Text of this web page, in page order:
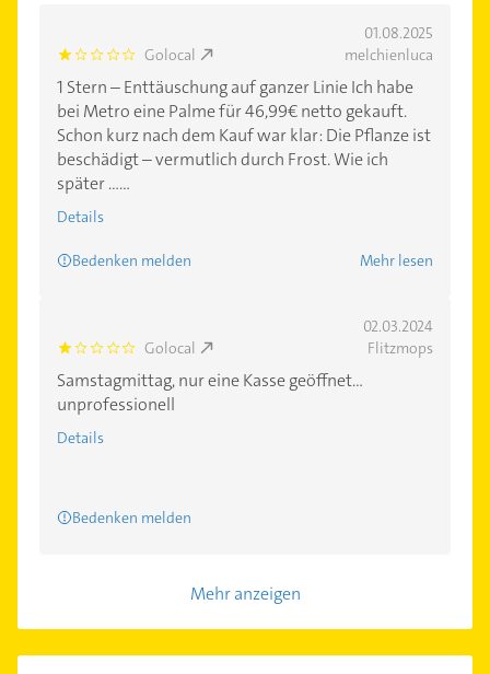
01.08.2025
1.0 Golocal melchienluca
1 Stern – Enttäuschung auf ganzer Linie Ich habe
bei Metro eine Palme für 46,99€ netto gekauft.
Schon kurz nach dem Kauf war klar: Die Pflanze ist
beschädigt – vermutlich durch Frost. Wie ich
später ......
Details
Bedenken melden Mehr lesen
02.03.2024
1.0 Golocal Flitzmops
Samstagmittag, nur eine Kasse geöffnet…
unprofessionell
Details
Bedenken melden
Mehr anzeigen